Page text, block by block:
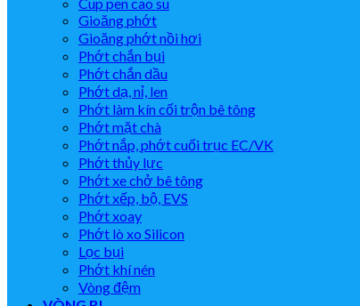
Gioăng phớt
Gioăng phớt nồi hơi
Phớt chắn bụi
Phớt chắn dầu
Phớt dạ, nỉ, len
Phớt làm kín cối trộn bê tông
Phớt mặt chà
Phớt nắp, phớt cuối trục EC/VK
Phớt thủy lực
Phớt xe chở bê tông
Phớt xếp, bộ, EVS
Phớt xoay
Phớt lò xo Silicon
Lọc bụi
Phớt khí nén
Vòng đệm